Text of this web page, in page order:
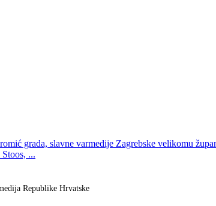
grada, slavne varmedije Zagrebske velikomu
...
Republike Hrvatske